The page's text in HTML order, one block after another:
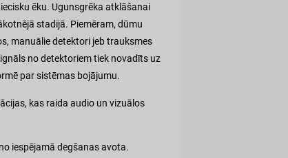
ēku. Ugunsgrēka atklāšanai
stadijā. Piemēram, dūmu
manuālie detektori jeb trauksmes
no detektoriem tiek novadīts uz
par sistēmas bojājumu.
kas raida audio un vizuālos
iespējamā degšanas avota.